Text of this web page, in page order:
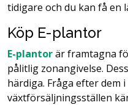
tidigare och du kan få en
Köp E-plantor
E-plantorär framtagna
pålitlig zonangivelse.
härdiga. Fråga efter dem
växtförsäljningsställen